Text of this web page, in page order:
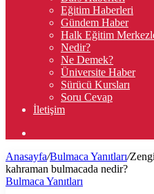
Eğitim Haberleri
Gündem Haber
Halk Eğitim
Nedir?
Ne Demek?
Üniversite Haber
Sürücü Kursları
Soru Cevap
İletişim
...
Anasayfa/Bulmaca Yanıtları/
kahraman bulmacada nedir?
Bulmaca Yanıtları